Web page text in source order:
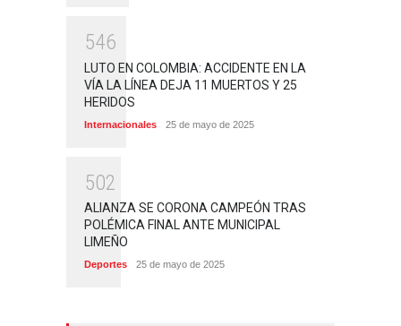
546
LUTO EN COLOMBIA: ACCIDENTE EN LA
VÍA LA LÍNEA DEJA 11 MUERTOS Y 25
HERIDOS
Internacionales 25 de mayo de 2025
502
ALIANZA SE CORONA CAMPEÓN TRAS
POLÉMICA FINAL ANTE MUNICIPAL
LIMEÑO
Deportes 25 de mayo de 2025